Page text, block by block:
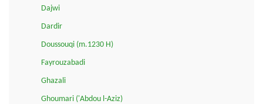
Dajwi
Dardir
Doussouqi (m.1230 H)
Fayrouzabadi
Ghazali
Ghoumari ('Abdou l-Aziz)